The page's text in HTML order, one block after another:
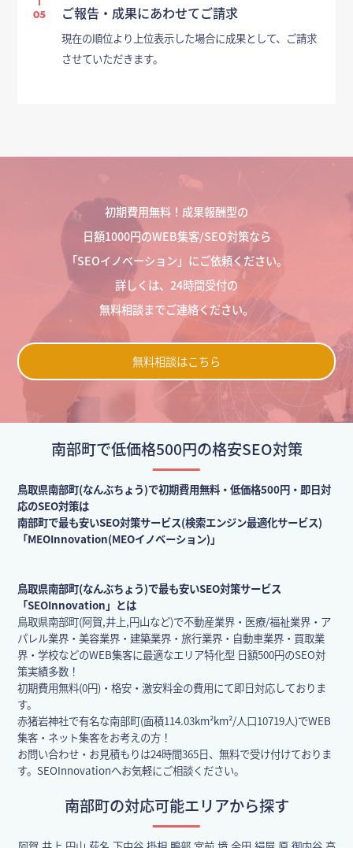
05 ご報告・成果にあわせてご請求
現在の順位より上位表示した場合に成果として、ご請求
させていただきます。
初期費用無料！成果報酬型の
日額1000円のWEB集客/SEO対策なら
「SEOイノベーション」にご依頼ください。
詳しくは、24時間受付の
無料相談までご連絡ください。
無料相談はこちら
南部町で低価格500円の格安SEO対策
鳥取県南部町(なんぶちょう)で初期費用無料・低価格500円・即日対
応のSEO対策は
南部町で最も安いSEO対策サービス(検索エンジン最適化サービス)
「MEOInnovation(MEOイノベーション)」
鳥取県南部町(なんぶちょう)で最も安いSEO対策サービス
「SEOInnovation」とは
鳥取県南部町(阿賀,井上,円山など)で不動産業界・医療/福祉業界・ア
パレル業界・美容業界・建築業界・旅行業界・自動車業界・買取業
界・学校などのWEB集客に最適なエリア特化型 日額500円のSEO対
策実績多数！
初期費用無料(0円)・格安・激安料金の費用にて即日対応しておりま
す。
赤猪岩神社で有名な南部町(面積114.03km²km²/人口10719人)でWEB
集客・ネット集客をお考えの方！
お問い合わせ・お見積もりは24時間365日、無料で受け付けておりま
す。SEOInnovationへお気軽にご相談ください。
南部町の対応可能エリアから探す